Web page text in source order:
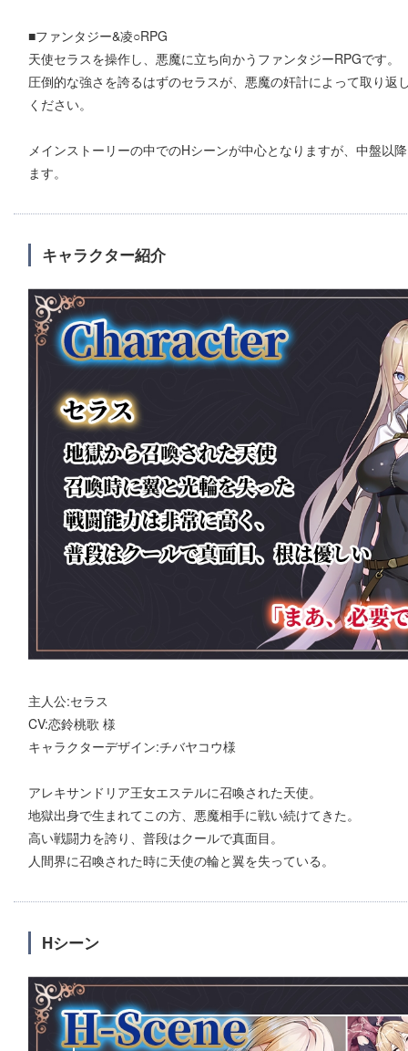
■ファンタジー&凌○RPG
天使セラスを操作し、悪魔に立ち向かうファンタジーRPGです。
圧倒的な強さを誇るはずのセラスが、悪魔の奸計によって取り
ください。
メインストーリーの中でのHシーンが中心となりますが、中盤以
ます。
キャラクター紹介
主人公:セラス
CV:恋鈴桃歌 様
キャラクターデザイン:チバヤコウ様
アレキサンドリア王女エステルに召喚された天使。
地獄出身で生まれてこの方、悪魔相手に戦い続けてきた。
高い戦闘力を誇り、普段はクールで真面目。
人間界に召喚された時に天使の輪と翼を失っている。
Hシーン